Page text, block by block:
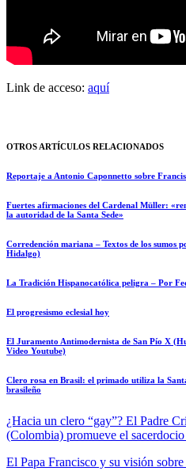
Link de acceso: aquí
OTROS ARTÍCULOS RELACIONADOS
Reportaje a Antonio Caponnetto sobre
Fuertes afirmaciones del Cardenal Müller:
la autoridad de la Santa Sede»
Corredención mariana – Textos de los sumos
Hidalgo)
La Tradición Hispanocatólica peligra – Por
El progresismo eclesial hoy
El Juramento Antimodernista de San Pío X
Video Youtube)
Clero rosa en Brasil: el primado utiliza la
brasileño
¿Hacia un clero “gay”? El Padre
(Colombia) promueve el
El Papa Francisco y su visión